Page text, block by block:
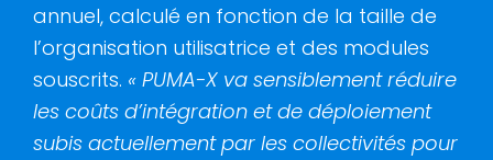
annuel, calculé en fonction de la taille de
l’organisation utilisatrice et des modules
souscrits. « PUMA-X va sensiblement réduire
les coûts d’intégration et de déploiement
subis actuellement par les collectivités pour